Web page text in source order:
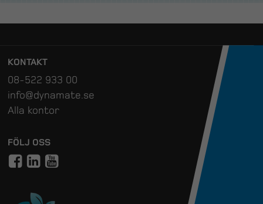
KONTAKT
08-522 933 00
info@dynamate.se
Alla kontor
FÖLJ OSS